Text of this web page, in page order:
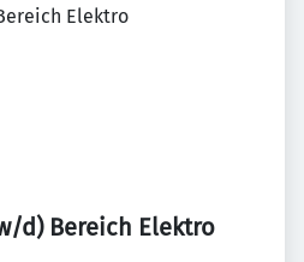
Elektro
d) Bereich Elektro